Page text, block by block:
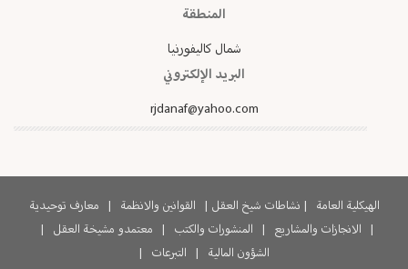
المنطقة
شمال كاليفورنيا
البريد الإلكتروني
rjdanaf@yahoo.com
الهيكلية العامة | نشاطات شيخ العقل | القوانين والانظمة |
معارف توحيدية
|
الانجازات والمشاريع | المنشورات والكتب | معتمدو مشيخة العقل
|
الشؤون المالية
| التبرعات |